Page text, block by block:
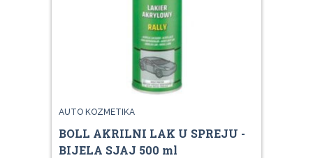
AUTO KOZMETIKA
BOLL AKRILNI LAK U SPREJU -
BIJELA SJAJ 500 ml